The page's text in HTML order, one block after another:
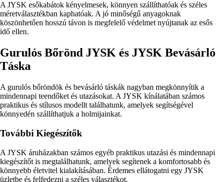
A JYSK esőkabátok kényelmesek, könnyen szállíthatóak és széles
méretválasztékban kaphatóak. A jó minőségű anyagoknak
köszönhetően hosszú távon is megfelelő védelmet nyújtanak az esős
idő ellen.
Gurulós Bőrönd JYSK és JYSK Bevásárló
Táska
A gurulós bőröndök és bevásárló táskák nagyban megkönnyítik a
mindennapi teendőket és utazásokat. A JYSK kínálatában számos
praktikus és stílusos modellt találhatunk, amelyek segítségével
könnyedén szállíthatjuk a holmijainkat.
További Kiegészítők
A JYSK áruházakban számos egyéb praktikus utazási és mindennapi
kiegészítőt is megtalálhatunk, amelyek segítenek a komfortosabb és
könnyebb életvitel kialakításában. Érdemes ellátogatni egy JYSK
üzletbe és felfedezni a széles választékot.